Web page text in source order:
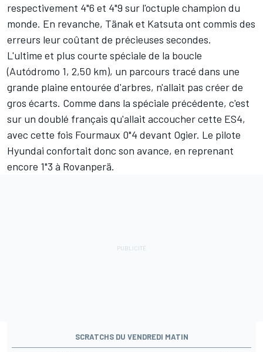
respectivement 4"6 et 4"9 sur l'octuple champion du
monde. En revanche, Tänak et Katsuta ont commis des
erreurs leur coûtant de précieuses secondes.
L'ultime et plus courte spéciale de la boucle
(Autódromo 1, 2,50 km), un parcours tracé dans une
grande plaine entourée d'arbres, n'allait pas créer de
gros écarts. Comme dans la spéciale précédente, c'est
sur un doublé français qu'allait accoucher cette ES4,
avec cette fois Fourmaux 0"4 devant Ogier. Le pilote
Hyundai confortait donc son avance, en reprenant
encore 1"3 à Rovanperä.
SCRATCHS DU VENDREDI MATIN